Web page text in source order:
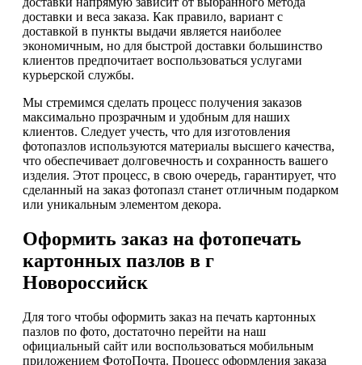
доставки и веса заказа. Как правило, вариант с
доставкой в пункты выдачи является наиболее
экономичным, но для быстрой доставки большинство
клиентов предпочитает воспользоваться услугами
курьерской службы.
Мы стремимся сделать процесс получения заказов
максимально прозрачным и удобным для наших
клиентов. Следует учесть, что для изготовления
фотопазлов используются материалы высшего качества,
что обеспечивает долговечность и сохранность вашего
изделия. Этот процесс, в свою очередь, гарантирует, что
сделанный на заказ фотопазл станет отличным подарком
или уникальным элементом декора.
Оформить заказ на фотопечать
картонных пазлов в г
Новороссийск
Для того чтобы оформить заказ на печать картонных
пазлов по фото, достаточно перейти на наш
официальный сайт или воспользоваться мобильным
приложением ФотоПочта. Процесс оформления заказа